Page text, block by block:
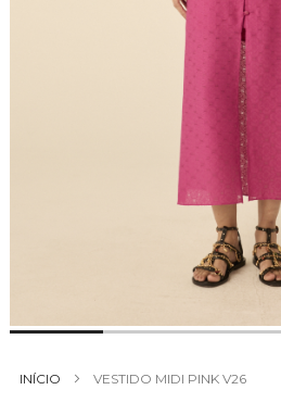
INÍCIO VESTIDO MIDI PINK V26
para